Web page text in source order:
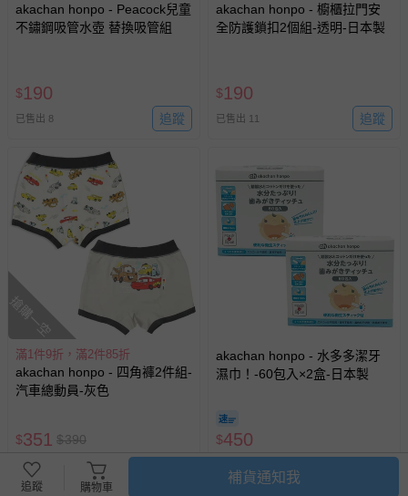
akachan honpo - Peacock兒童
不鏽鋼吸管水壺 替換吸管組
$190
已售出 8 追蹤
akachan honpo - 櫥櫃拉門安
全防護鎖扣2個組-透明-日本製
$190
已售出 11 追蹤
搶購一空
滿1件9折，滿2件85折
akachan honpo - 四角褲2件組-
汽車總動員-灰色
$351 $390
已售出 52
akachan honpo - 水多多潔牙
濕巾！-60包入×2盒-日本製
$450
追蹤 購物車
補貨通知我